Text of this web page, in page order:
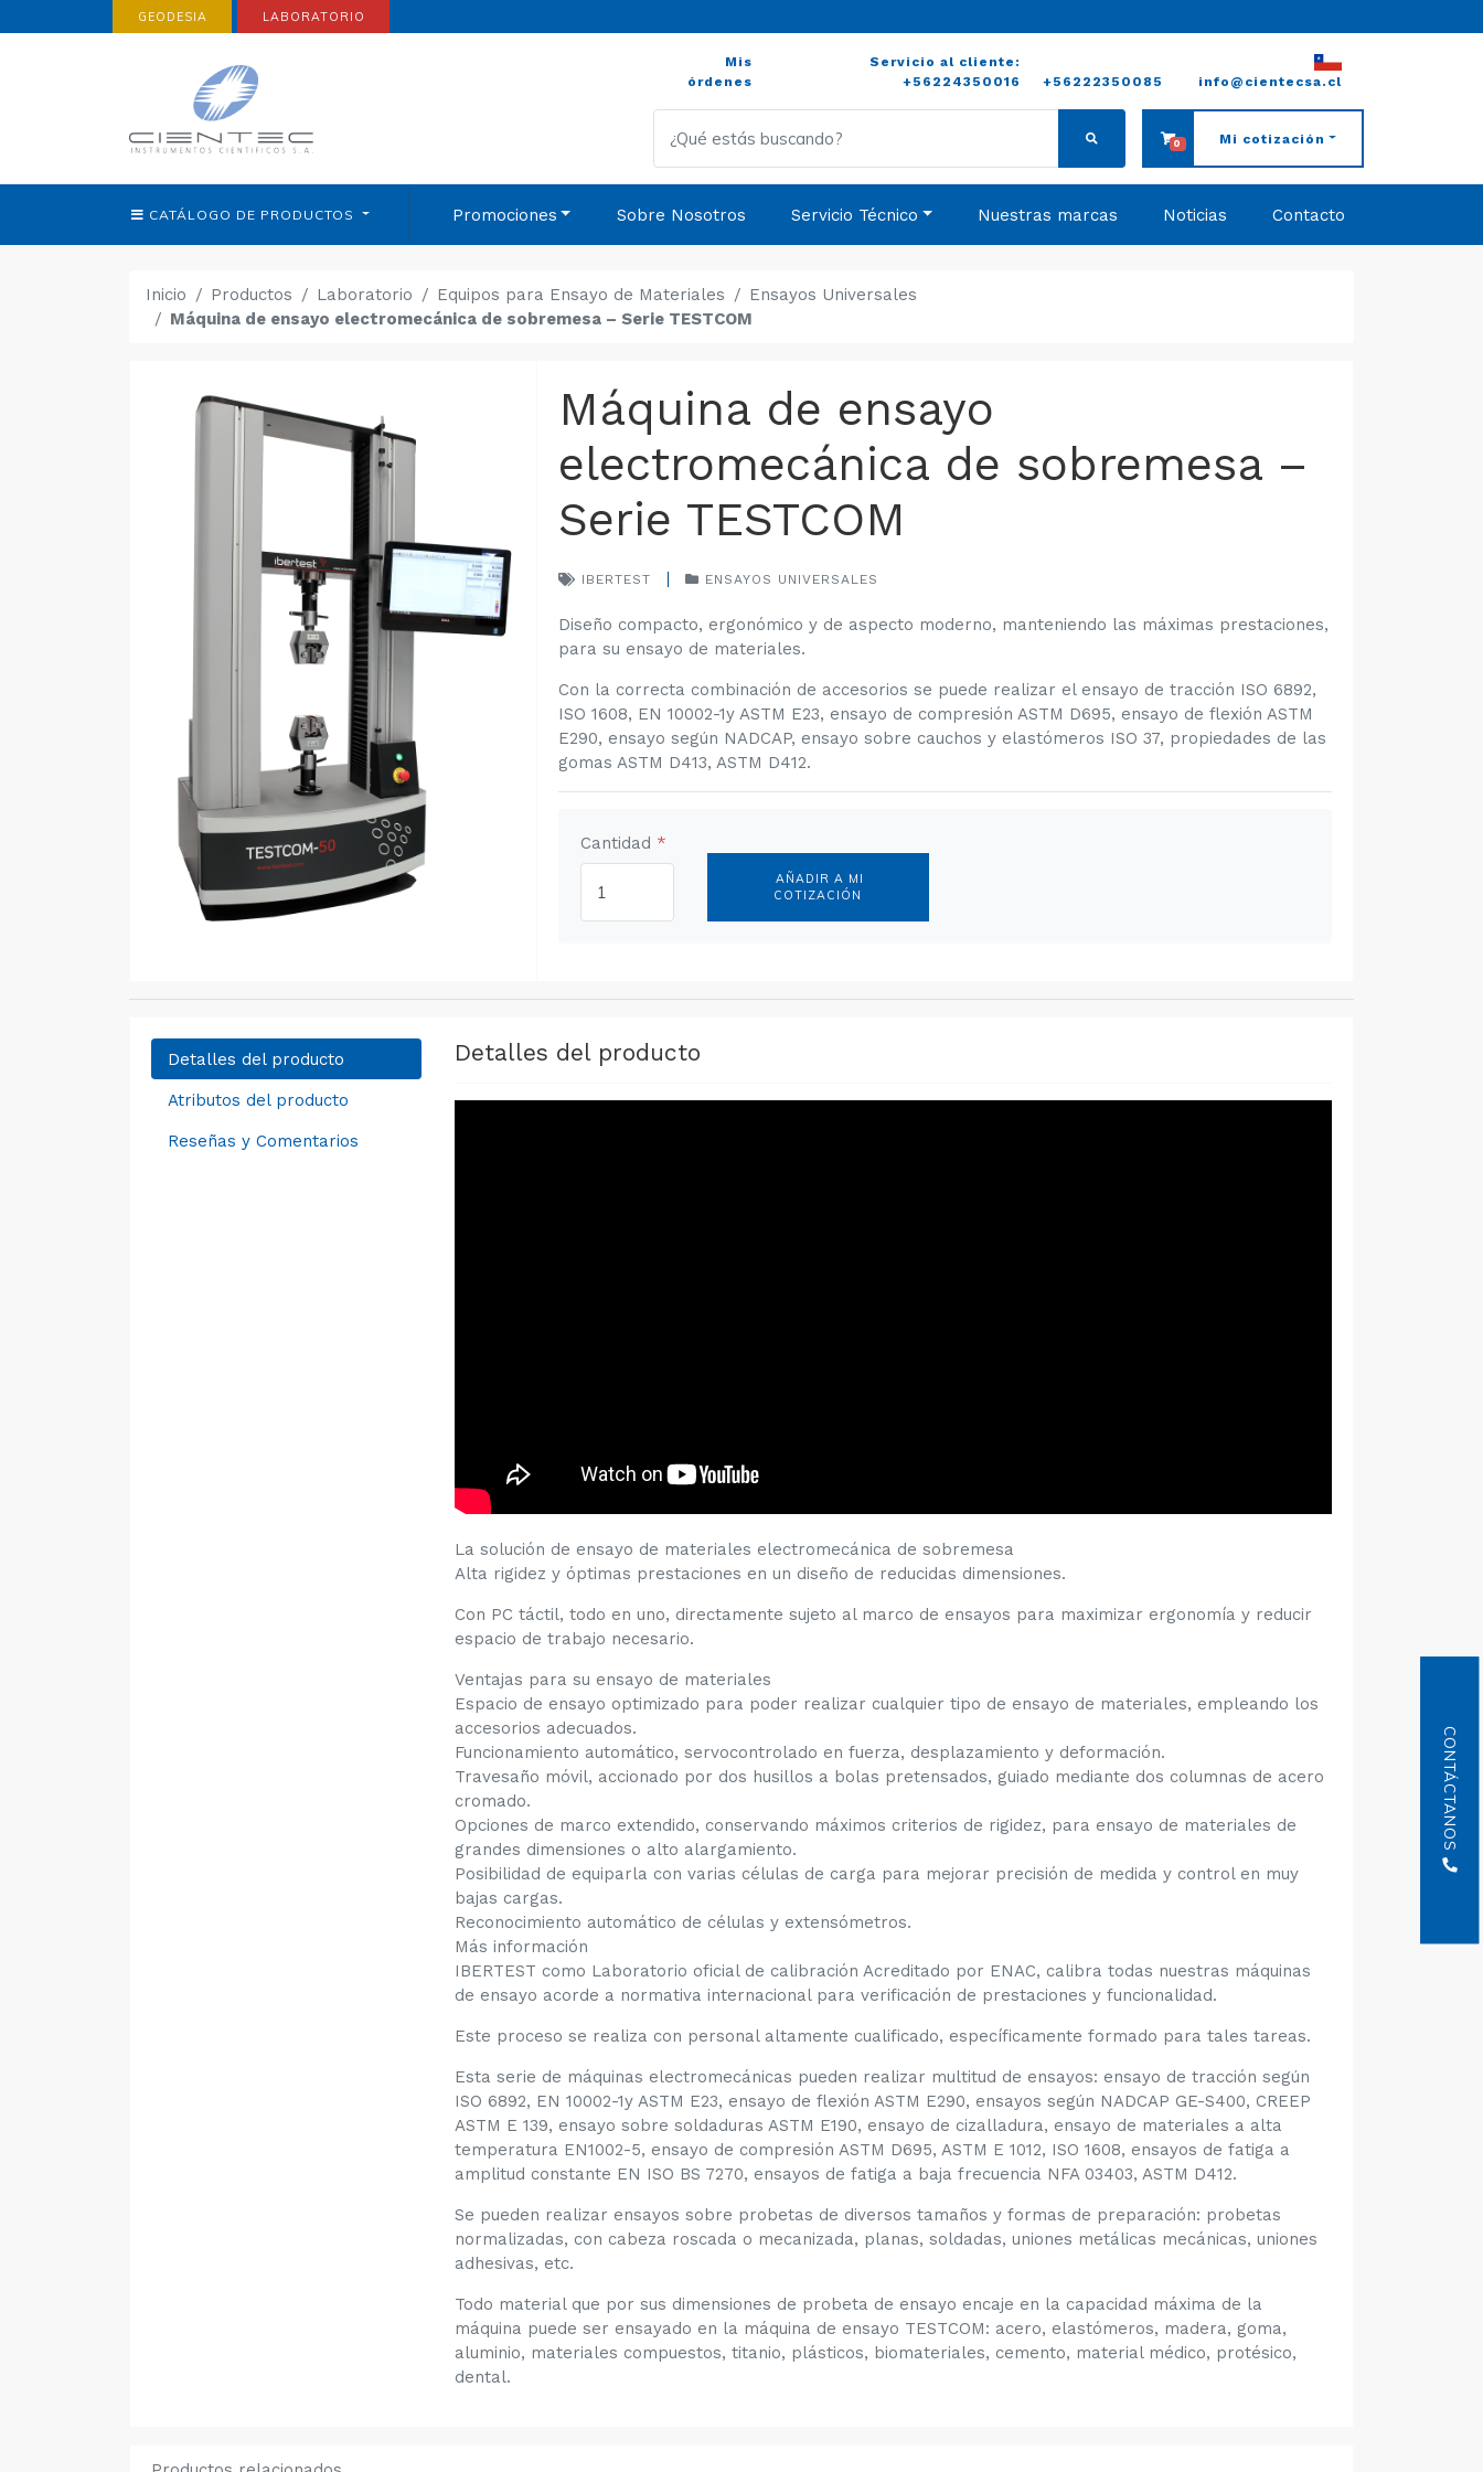
CONTÁCTANOS
GEODESIA LABORATORIO
Mis
órdenes
Servicio al cliente:
+56224350016
+56222350085 info@cientecsa.cl
0 Mi cotización
CATÁLOGO DE PRODUCTOS Promociones Sobre Nosotros Servicio Técnico Nuestras marcas Noticias Contacto
Inicio Productos Laboratorio Equipos para Ensayo de Materiales
Ensayos Universales
Máquina de ensayo electromecánica de sobremesa – Serie TESTCOM
Máquina de ensayo
electromecánica de sobremesa –
Serie TESTCOM
IBERTEST ENSAYOS UNIVERSALES
Diseño compacto, ergonómico y de aspecto moderno, manteniendo las máximas prestaciones,
para su ensayo de materiales.
Con la correcta combinación de accesorios se puede realizar el ensayo de tracción ISO 6892,
ISO 1608, EN 10002-1y ASTM E23, ensayo de compresión ASTM D695, ensayo de flexión ASTM
E290, ensayo según NADCAP, ensayo sobre cauchos y elastómeros ISO 37, propiedades de las
gomas ASTM D413, ASTM D412.
Cantidad *
AÑADIR A MI
COTIZACIÓN
Detalles del producto
Atributos del producto
Reseñas y Comentarios
Detalles del producto
La solución de ensayo de materiales electromecánica de sobremesa
Alta rigidez y óptimas prestaciones en un diseño de reducidas dimensiones.
Con PC táctil, todo en uno, directamente sujeto al marco de ensayos para maximizar ergonomía y reducir
espacio de trabajo necesario.
Ventajas para su ensayo de materiales
Espacio de ensayo optimizado para poder realizar cualquier tipo de ensayo de materiales, empleando los
accesorios adecuados.
Funcionamiento automático, servocontrolado en fuerza, desplazamiento y deformación.
Travesaño móvil, accionado por dos husillos a bolas pretensados, guiado mediante dos columnas de acero
cromado.
Opciones de marco extendido, conservando máximos criterios de rigidez, para ensayo de materiales de
grandes dimensiones o alto alargamiento.
Posibilidad de equiparla con varias células de carga para mejorar precisión de medida y control en muy
bajas cargas.
Reconocimiento automático de células y extensómetros.
Más información
IBERTEST como Laboratorio oficial de calibración Acreditado por ENAC, calibra todas nuestras máquinas
de ensayo acorde a normativa internacional para verificación de prestaciones y funcionalidad.
Este proceso se realiza con personal altamente cualificado, específicamente formado para tales tareas.
Esta serie de máquinas electromecánicas pueden realizar multitud de ensayos: ensayo de tracción según
ISO 6892, EN 10002-1y ASTM E23, ensayo de flexión ASTM E290, ensayos según NADCAP GE-S400, CREEP
ASTM E 139, ensayo sobre soldaduras ASTM E190, ensayo de cizalladura, ensayo de materiales a alta
temperatura EN1002-5, ensayo de compresión ASTM D695, ASTM E 1012, ISO 1608, ensayos de fatiga a
amplitud constante EN ISO BS 7270, ensayos de fatiga a baja frecuencia NFA 03403, ASTM D412.
Se pueden realizar ensayos sobre probetas de diversos tamaños y formas de preparación: probetas
normalizadas, con cabeza roscada o mecanizada, planas, soldadas, uniones metálicas mecánicas, uniones
adhesivas, etc.
Todo material que por sus dimensiones de probeta de ensayo encaje en la capacidad máxima de la
máquina puede ser ensayado en la máquina de ensayo TESTCOM: acero, elastómeros, madera, goma,
aluminio, materiales compuestos, titanio, plásticos, biomateriales, cemento, material médico, protésico,
dental.